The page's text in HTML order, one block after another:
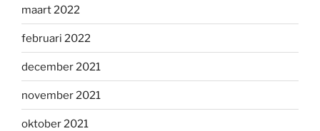
maart 2022
februari 2022
december 2021
november 2021
oktober 2021